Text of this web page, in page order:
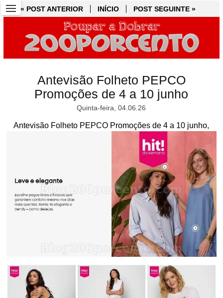
« POST ANTERIOR INÍCIO POST SEGUINTE »
Antevisão Folheto PEPCO
Promoções de 4 a 10 junho
Quinta-feira, 04.06.26
Antevisão Folheto PEPCO Promoções de 4 a 10 junho,
« POST ANTERIOR INÍCIO POST SEGUINTE »